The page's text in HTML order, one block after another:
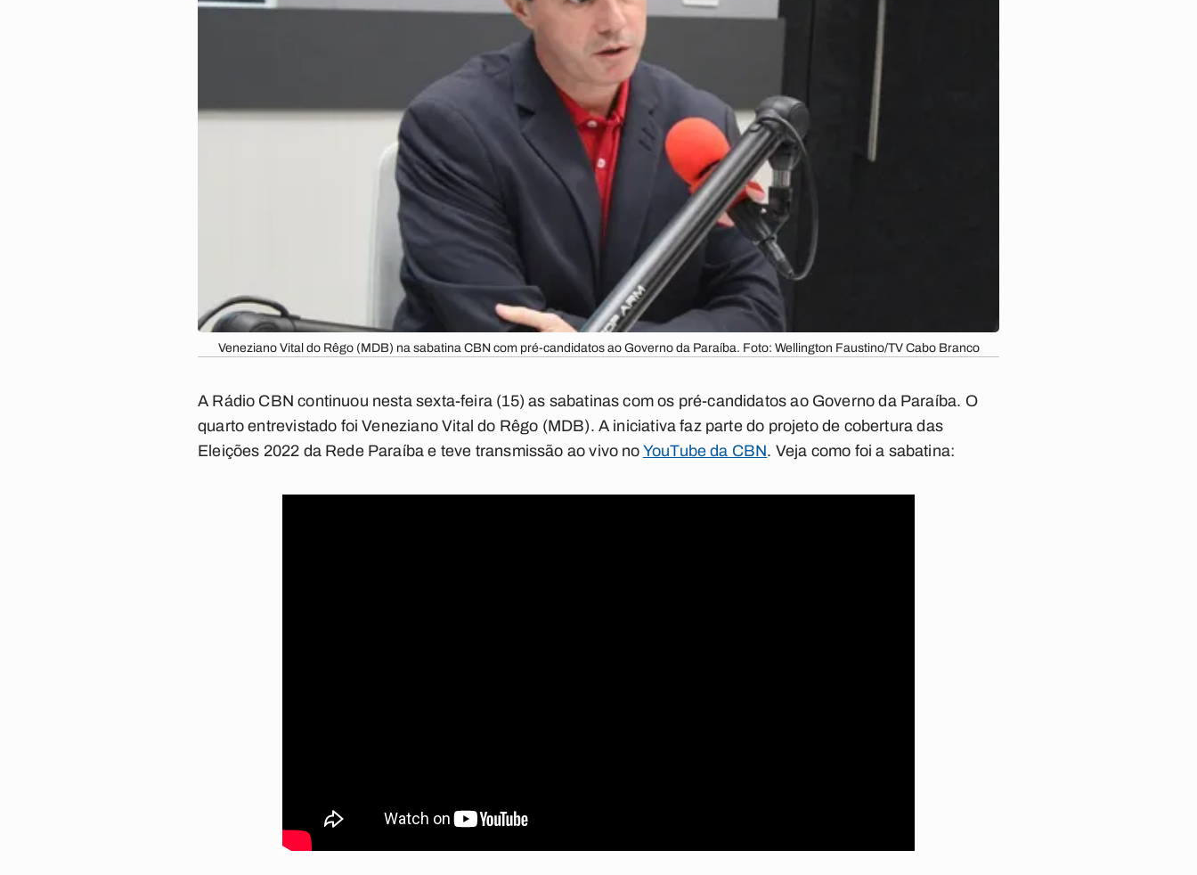
Veneziano Vital do Rêgo (MDB) na sabatina CBN com pré-candidatos ao Governo da Paraíba. Foto: Wellington Faustino/TV Cabo Branco
A Rádio CBN continuou nesta sexta-feira (15) as sabatinas com os pré-candidatos ao Governo da Paraíba. O
quarto entrevistado foi Veneziano Vital do Rêgo (MDB). A iniciativa faz parte do projeto de cobertura das
Eleições 2022 da Rede Paraíba e teve transmissão ao vivo no YouTube da CBN. Veja como foi a sabatina: